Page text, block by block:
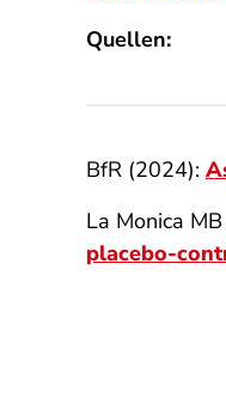
Quellen:
BfR (2024):
La Monica
placebo-